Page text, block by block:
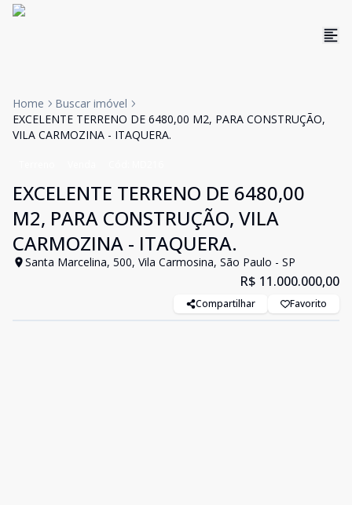
Home
Buscar imóvel
EXCELENTE TERRENO DE 6480,00 M2, PARA CONSTRUÇÃO,
VILA CARMOZINA - ITAQUERA.
EXCELENTE TERRENO DE 6480,00
M2, PARA CONSTRUÇÃO, VILA
CARMOZINA - ITAQUERA.
Santa Marcelina, 500, Vila Carmosina, São Paulo - SP
R$ 11.000.000,00
Compartilhar Favorito